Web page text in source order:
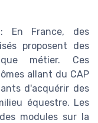
En France, des
proposent des
métier. Ces
allant du CAP
d'acquérir des
équestre. Les
modules sur la